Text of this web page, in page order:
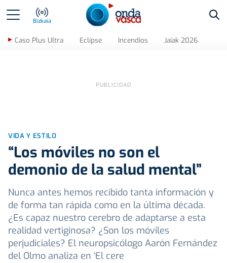
Bizkaia
Caso Plus Ultra Eclipse Incendios Jaiak 2026
VIDA Y ESTILO
“Los móviles no son el
demonio de la salud mental”
Nunca antes hemos recibido tanta información y
de forma tan rápida como en la última década.
¿Es capaz nuestro cerebro de adaptarse a esta
realidad vertiginosa? ¿Son los móviles
perjudiciales? El neuropsicólogo Aarón Fernández
del Olmo analiza en ‘El cere